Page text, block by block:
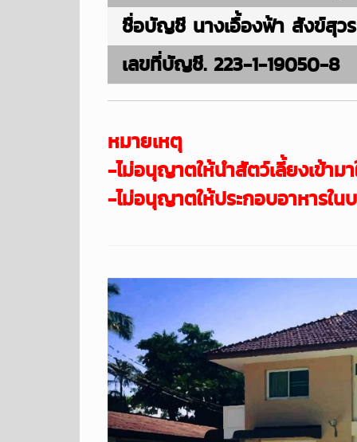
ชื่อบัญชี นางเอื้องฟ้า สังข์สุว
เลขที่บัญชี. 223-1-19050-8
หมายเหตุ
-ไม่อนุญาตให้นำสัตว์เลี้ยงเข้าม
-ไม่อนุญาตให้ประกอบอาหารใน